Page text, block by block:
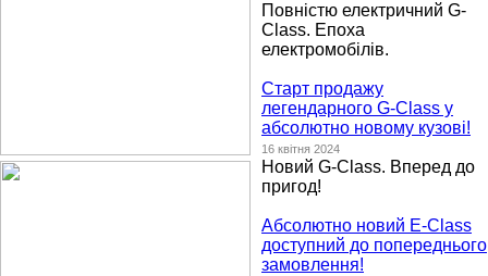
Повністю електричний G-
Class. Епоха
електромобілів.
Старт продажу
легендарного G-Class у
абсолютно новому кузові!
16 квітня 2024
Новий G-Class. Вперед до
пригод!
Абсолютно новий Е-Class
доступний до попереднього
замовлення!